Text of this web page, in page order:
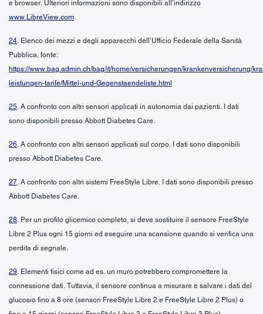
e browser. Ulteriori informazioni sono disponibili all’indirizzo
www.LibreView.com.
24. Elenco dei mezzi e degli apparecchi dell’Ufficio Federale della Sanità
Pubblica, fonte:
https://www.bag.admin.ch/bag/it/home/versicherungen/krankenversicherung/
leistungen-tarife/Mittel-und-Gegenstaendeliste.html
25. A confronto con altri sensori applicati in autonomia dai pazienti. I dati
sono disponibili presso Abbott Diabetes Care.
26. A confronto con altri sensori applicati sul corpo. I dati sono disponibili
presso Abbott Diabetes Care.
27. A confronto con altri sistemi FreeStyle Libre. I dati sono disponibili presso
Abbott Diabetes Care.
28. Per un profilo glicemico completo, si deve sostituire il sensore FreeStyle
Libre 2 Plus ogni 15 giorni ed eseguire una scansione quando si verifica una
perdita di segnale.
29. Elementi fisici come ad es. un muro potrebbero compromettere la
connessione dati. Tuttavia, il sensore continua a misurare e salvare i dati del
glucosio fino a 8 ore (sensori FreeStyle Libre 2 e FreeStyle Libre 2 Plus) o